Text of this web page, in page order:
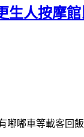
生人按摩
嘟嘟車等載客回飯